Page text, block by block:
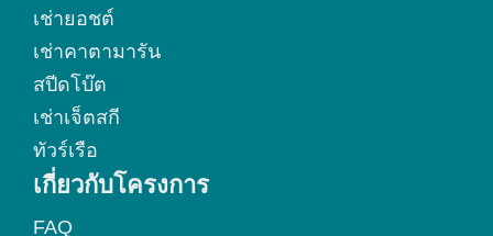
เช่ายอชต์
เช่าคาตามารัน
สปีดโบ๊ต
เช่าเจ็ตสกี
ทัวร์เรือ
เกี่ยวกับโครงการ
FAQ